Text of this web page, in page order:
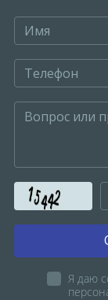
Я даю